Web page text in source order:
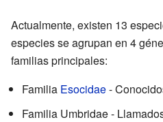
Actualmente, existen 13
especies se agrupan en 4
familias principales:
Familia Esocidae-
Familia Umbridae -